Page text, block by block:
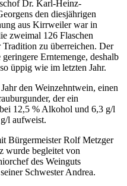
Dr. Karl-Heinz-
den diesjährigen
aus Kirrweiler war in
zweimal 126 Flaschen
Tradition zu überreichen. Der
Erntemenge, deshalb
üppig wie im letzten Jahr.
den Weinzehntwein, einen
der ein
12,5 % Alkohol und 6,3 g/l
l aufweist.
Bürgermeister Rolf Metzger
wurde begleitet von
des Weinguts
Schwester Andrea.